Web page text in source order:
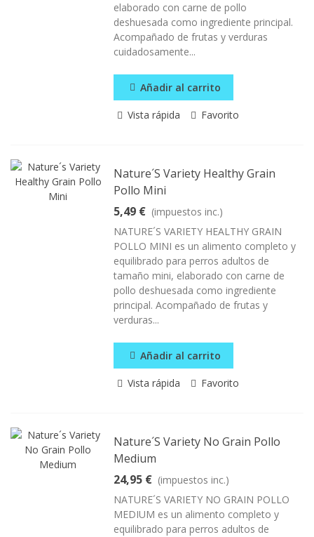
elaborado con carne de pollo
deshuesada como ingrediente principal.
Acompañado de frutas y verduras
cuidadosamente...
Añadir al carrito
Vista rápida Favorito
Nature´s Variety Healthy Grain
Pollo Mini
5,49 € (impuestos inc.)
NATURE´S VARIETY HEALTHY GRAIN
POLLO MINI es un alimento completo y
equilibrado para perros adultos de
tamaño mini, elaborado con carne de
pollo deshuesada como ingrediente
principal. Acompañado de frutas y
verduras...
Añadir al carrito
Vista rápida Favorito
Nature´s Variety No Grain Pollo
Medium
24,95 € (impuestos inc.)
NATURE´S VARIETY NO GRAIN POLLO
MEDIUM es un alimento completo y
equilibrado para perros adultos de